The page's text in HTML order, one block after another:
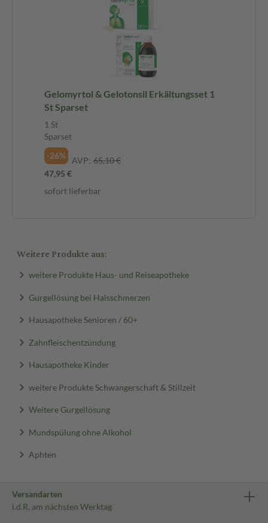
Gelomyrtol & Gelotonsil Erkältungsset 1
St Sparset
1 St
Sparset
-26%
AVP: 65,10 €
47,95 €
sofort lieferbar
Weitere Produkte aus:
weitere Produkte Haus- und Reiseapotheke
Gurgellösung bei Halsschmerzen
Hausapotheke Senioren / 60+
Zahnfleischentzündung
Hausapotheke Kinder
weitere Produkte Schwangerschaft & Stillzeit
Weitere Gurgellösung
Mundspülung ohne Alkohol
Aphten
Versandarten
i.d.R. am nächsten Werktag